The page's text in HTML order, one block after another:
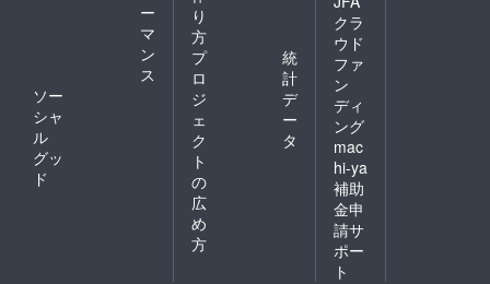
ー
マ
ン
ス
ソー
シャ
ル
グッ
ド
り
方
プ
ロ
ジ
ェ
ク
ト
の
広
め
方
統
計
デ
ー
タ
クラ
ウド
ファ
ン
ディ
ング
mac
hi-ya
補助
金申
請サ
ポー
ト